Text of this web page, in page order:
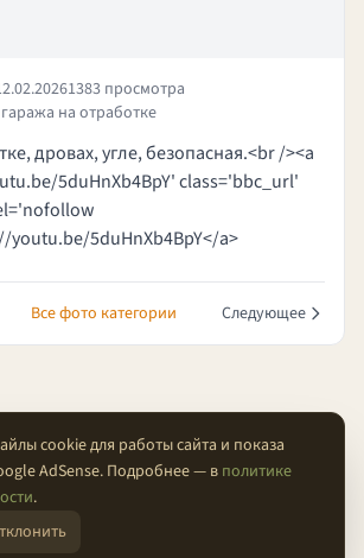
1383 просмотра
на отработке
дровах, угле, безопасная.<br /><a
5duHnXb4BpY' class='bbc_url'
5duHnXb4BpY</a>
Все фото категории Следующее
— Там, где кончается асфальт.
cookie для работы сайта и показа
AdSense. Подробнее — в политике
.